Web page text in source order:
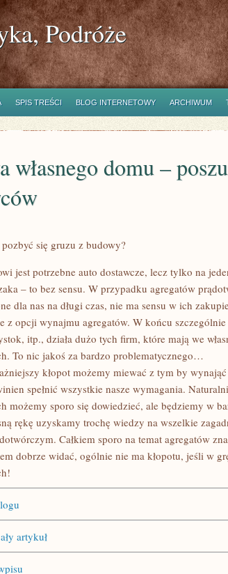
Podróże
SPIS TREŚCI BLOG INTERNETOWY ARCHIWUM
własnego domu –
się gruzu z budowy?
jest potrzebne auto dostawcze, lecz tylko na
– to bez sensu. W przypadku agregatów
dla nas na długi czas, nie ma sensu w ich
z opcji wynajmu agregatów. W końcu
itp., działa dużo tych firm, które mają we
To nic jakoś za bardzo problematycznego…
kłopot możemy miewać z tym by
spełnić wszystkie nasze wymagania.
możemy sporo się dowiedzieć, ale będziemy w
rękę uzyskamy trochę wiedzy na wszelkie
Całkiem sporo na temat agregatów
dobrze widać, ogólnie nie ma kłopotu, jeśli w
artykuł